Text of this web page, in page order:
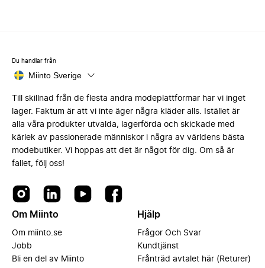
Du handlar från
Miinto Sverige
Till skillnad från de flesta andra modeplattformar har vi inget
lager. Faktum är att vi inte äger några kläder alls. Istället är
alla våra produkter utvalda, lagerförda och skickade med
kärlek av passionerade människor i några av världens bästa
modebutiker. Vi hoppas att det är något för dig. Om så är
fallet, följ oss!
Om Miinto
Om miinto.se
Jobb
Bli en del av Miinto
Hjälp
Frågor Och Svar
Kundtjänst
Frånträd avtalet här (Returer)